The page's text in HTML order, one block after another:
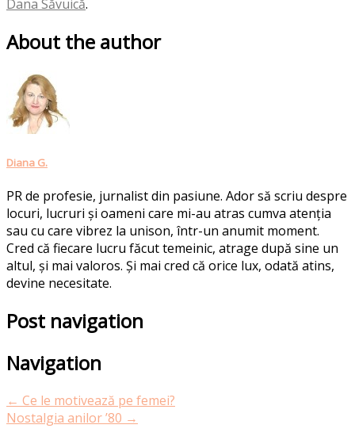
Dana Săvuică.
About the author
Diana G.
PR de profesie, jurnalist din pasiune. Ador să scriu despre
locuri, lucruri și oameni care mi-au atras cumva atenția
sau cu care vibrez la unison, într-un anumit moment.
Cred că fiecare lucru făcut temeinic, atrage după sine un
altul, și mai valoros. Și mai cred că orice lux, odată atins,
devine necesitate.
Post navigation
Navigation
← Ce le motivează pe femei?
Nostalgia anilor ’80 →